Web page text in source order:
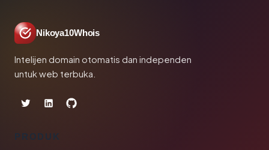
Nikoya10Whois
Intelijen domain otomatis dan independen
untuk web terbuka.
PRODUK